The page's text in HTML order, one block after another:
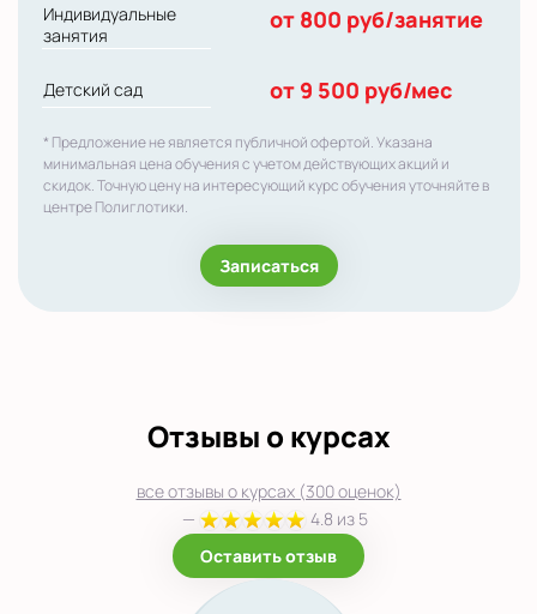
Индивидуальные
занятия
от 800 руб/занятие
Детский сад от 9 500 руб/мес
* Предложение не является публичной офертой. Указана
минимальная цена обучения с учетом действующих акций и
скидок. Точную цену на интересующий курс обучения уточняйте в
центре Полиглотики.
Записаться
Отзывы о курсах
все отзывы о курсах (300 оценок)
—
4.8 из 5
Оставить отзыв